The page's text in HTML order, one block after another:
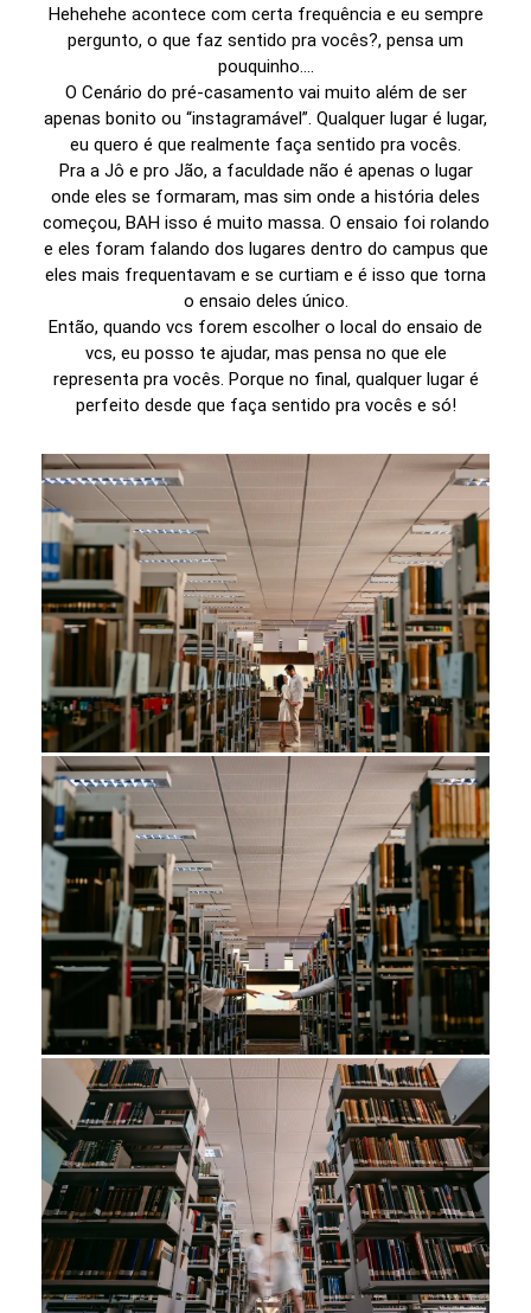
Hehehehe acontece com certa frequência e eu sempre
pergunto, o que faz sentido pra vocês?, pensa um
pouquinho....
O Cenário do pré-casamento vai muito além de ser
apenas bonito ou “instagramável”. Qualquer lugar é lugar,
eu quero é que realmente faça sentido pra vocês.
Pra a Jô e pro Jão, a faculdade não é apenas o lugar
onde eles se formaram, mas sim onde a história deles
começou, BAH isso é muito massa. O ensaio foi rolando
e eles foram falando dos lugares dentro do campus que
eles mais frequentavam e se curtiam e é isso que torna
o ensaio deles único.
Então, quando vcs forem escolher o local do ensaio de
vcs, eu posso te ajudar, mas pensa no que ele
representa pra vocês. Porque no final, qualquer lugar é
perfeito desde que faça sentido pra vocês e só!